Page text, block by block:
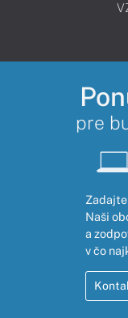
pre
Naši
a
v čo